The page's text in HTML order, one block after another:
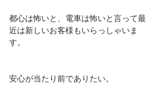
都心は怖いと、電車は怖いと言って最
近は新しいお客様もいらっしゃいま
す。
安心が当たり前でありたい。